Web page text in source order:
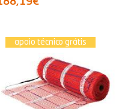
apoio técnico grátis